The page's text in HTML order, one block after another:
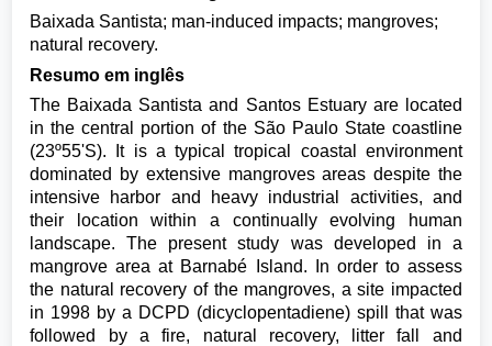
Baixada Santista; man-induced impacts; mangroves;
natural recovery.
Resumo em inglês
The Baixada Santista and Santos Estuary are located
in the central portion of the São Paulo State coastline
(23º55'S). It is a typical tropical coastal environment
dominated by extensive mangroves areas despite the
intensive harbor and heavy industrial activities, and
their location within a continually evolving human
landscape. The present study was developed in a
mangrove area at Barnabé Island. In order to assess
the natural recovery of the mangroves, a site impacted
in 1998 by a DCPD (dicyclopentadiene) spill that was
followed by a fire, natural recovery, litter fall and